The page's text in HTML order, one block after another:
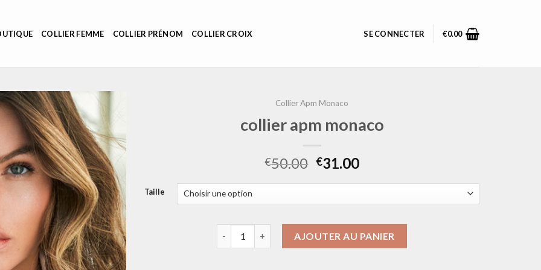
COLLIER FEMME COLLIER PRÉNOM COLLIER CROIX SE CONNECTER €0.00
Collier Apm Monaco
collier apm monaco
€50.00 €31.00
Taille
AJOUTER AU PANIER